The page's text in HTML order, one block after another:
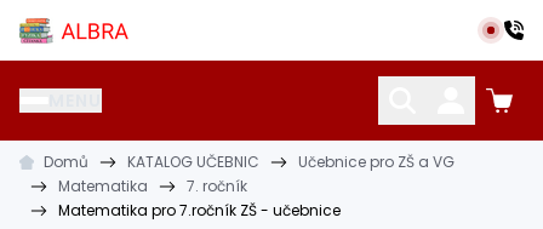
Přeskočit na hlavní obsah
Albra s.r.o.
KATALOG UČEBNIC CIZÍ JAZYKY OSTATNÍ POMŮCKY
Domů KATALOG UČEBNIC
Učebnice pro ZŠ a VG
Matematika
7. ročník
Matematika pro 7.ročník ZŠ - učebnice